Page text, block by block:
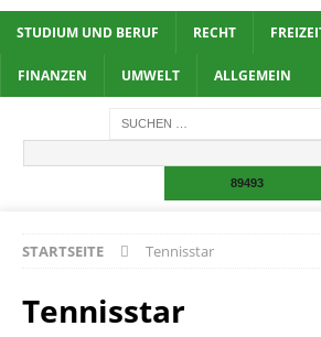
STUDIUM UND BERUF RECHT
FINANZEN UMWELT ALLGEMEIN
STARTSEITE Tennisstar
Tennisstar